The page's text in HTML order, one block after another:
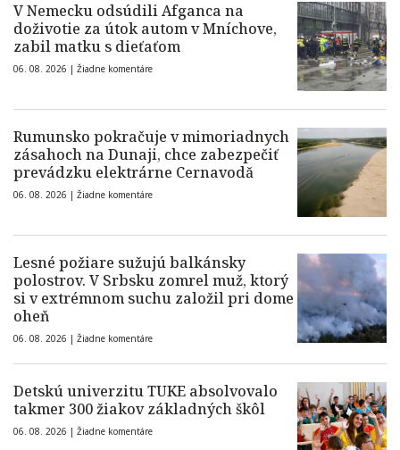
V Nemecku odsúdili Afganca na
doživotie za útok autom v Mníchove,
zabil matku s dieťaťom
06. 08. 2026 | Žiadne komentáre
Rumunsko pokračuje v mimoriadnych
zásahoch na Dunaji, chce zabezpečiť
prevádzku elektrárne Cernavodă
06. 08. 2026 | Žiadne komentáre
Lesné požiare sužujú balkánsky
polostrov. V Srbsku zomrel muž, ktorý
si v extrémnom suchu založil pri dome
oheň
06. 08. 2026 | Žiadne komentáre
Detskú univerzitu TUKE absolvovalo
takmer 300 žiakov základných škôl
06. 08. 2026 | Žiadne komentáre